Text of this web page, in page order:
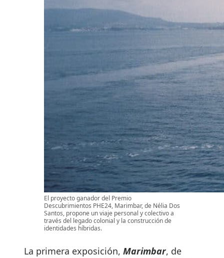
El proyecto ganador del Premio
Descubrimientos PHE24, Marimbar, de Nélia Dos
Santos, propone un viaje personal y colectivo a
través del legado colonial y la construcción de
identidades híbridas.
La primera exposición, Marimbar, de